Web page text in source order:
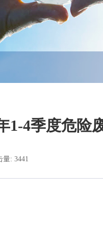
1-4季度危险
量: 3441